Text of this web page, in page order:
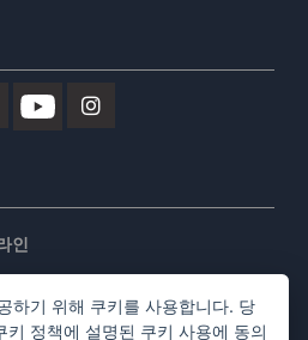
인
크톱
하기 위해 쿠키를 사용합니다. 당
키 정책에 설명된 쿠키 사용에 동의